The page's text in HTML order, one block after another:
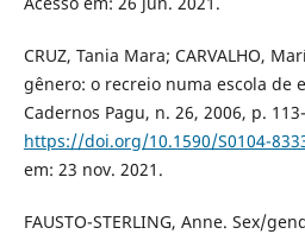
CRUZ, Tania Mara; CARVALHO,
gênero: o recreio numa escola de
Cadernos Pagu, n. 26, 2006, p.
https://doi.org/10.1590/S0104-
em: 23 nov. 2021.
FAUSTO-STERLING, Anne. Sex/